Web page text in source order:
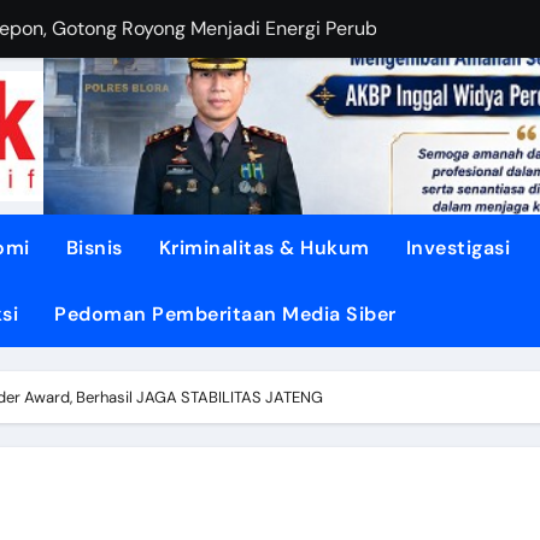
Kepala Daerah?
Membangun KOPERASI MODERN
RUANG Publik
di TUNJUNGAN ke Provinsi
dari Oligarki
‘PERI AIR’
Bisnis Kriminalitas & Hukum Investigasi
Pedoman Pemberitaan Media Siber
Award, Berhasil JAGA STABILITAS JATENG